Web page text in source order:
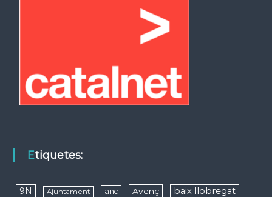
Etiquetes:
9N Ajuntament anc Avenç baix llobregat